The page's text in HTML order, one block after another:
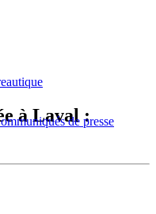
de presse
à Laval :